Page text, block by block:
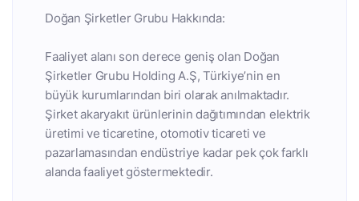
Doğan Şirketler Grubu Hakkında:
Faaliyet alanı son derece geniş olan Doğan
Şirketler Grubu Holding A.Ş, Türkiye’nin en
büyük kurumlarından biri olarak anılmaktadır.
Şirket akaryakıt ürünlerinin dağıtımından elektrik
üretimi ve ticaretine, otomotiv ticareti ve
pazarlamasından endüstriye kadar pek çok farklı
alanda faaliyet göstermektedir.